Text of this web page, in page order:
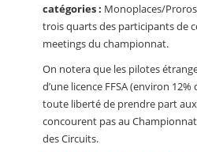
catégories : Monoplaces/
trois quarts des participants de
meetings du championnat.
On notera que les pilotes
d’une licence FFSA (environ
toute liberté de prendre part
concourent pas au
des Circuits.